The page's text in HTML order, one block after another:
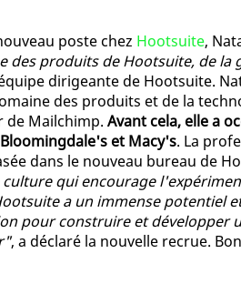
poste chez Hootsuite,
produits de Hootsuite, de la
dirigeante de Hootsuite.
des produits et de la
de Mailchimp. Avant cela, elle a
et Macy's. La
dans le nouveau bureau de
qui encourage
a un immense potentiel
pour construire et développer
, a déclaré la nouvelle recrue.